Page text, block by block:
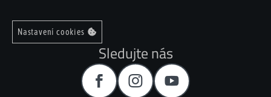
Nastavení cookies
Sledujte nás